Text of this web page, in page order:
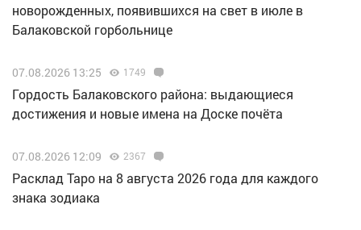
новорожденных, появившихся на свет в июле в
Балаковской горбольнице
07.08.2026 13:25 1749
Гордость Балаковского района: выдающиеся
достижения и новые имена на Доске почёта
07.08.2026 12:09 2367
Расклад Таро на 8 августа 2026 года для каждого
знака зодиака